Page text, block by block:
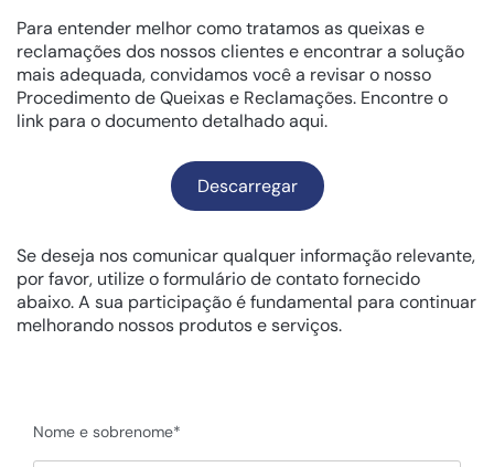
Para entender melhor como tratamos as queixas e
reclamações dos nossos clientes e encontrar a solução
mais adequada, convidamos você a revisar o nosso
Procedimento de Queixas e Reclamações. Encontre o
link para o documento detalhado aqui.
Descarregar
Se deseja nos comunicar qualquer informação relevante,
por favor, utilize o formulário de contato fornecido
abaixo. A sua participação é fundamental para continuar
melhorando nossos produtos e serviços.
Nome e sobrenome